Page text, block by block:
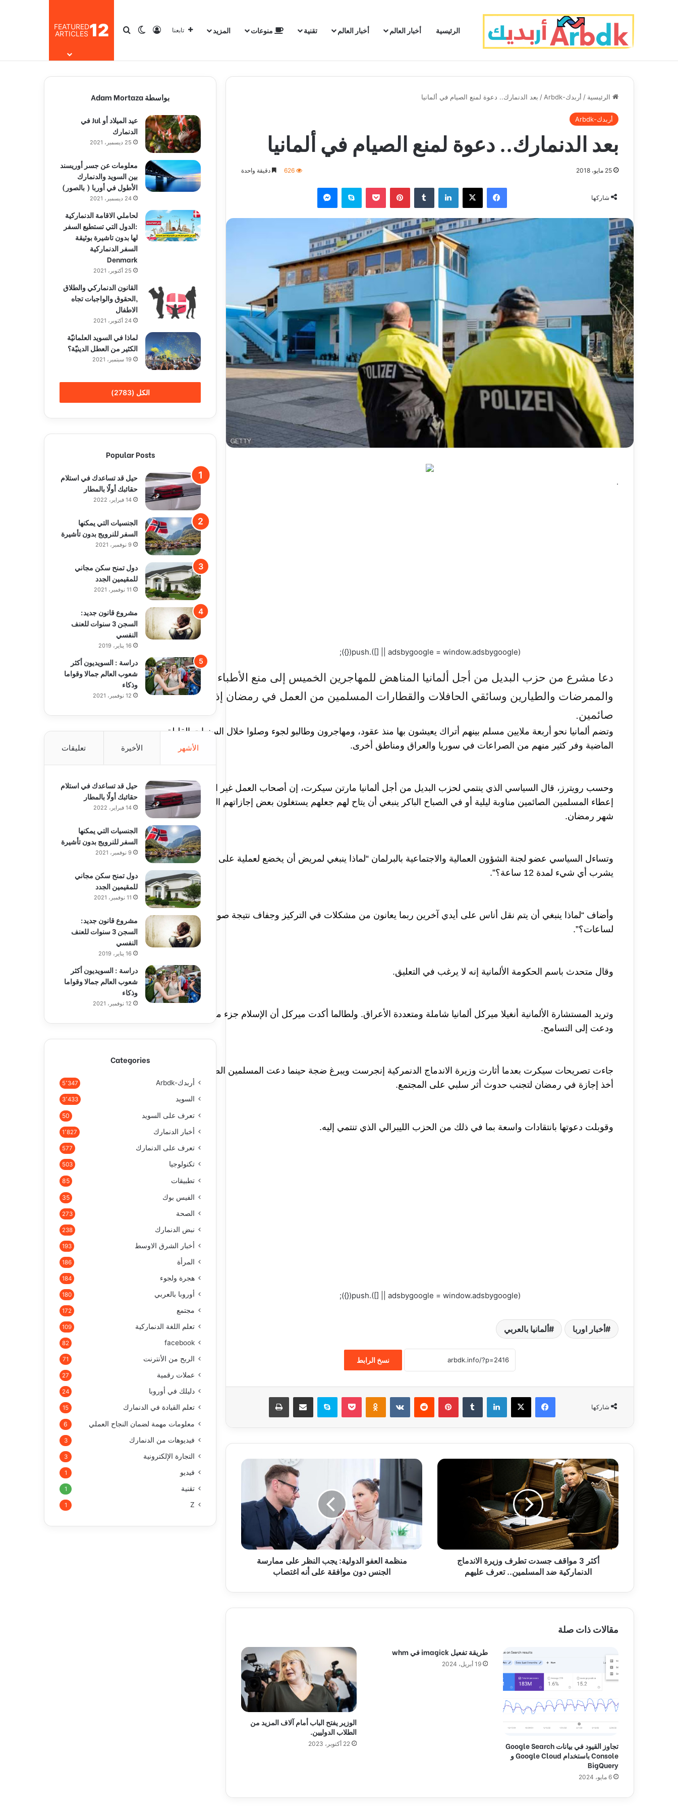
الرئيسية أخبار العالم أخبار العالم تقنية منوعات المزيد تابعنا تسجيل الدخول
الوضع المظلم
بحث عن12
FEATURED
ARTICLES
الرئيسية / أربدك-Arbdk / بعد الدنمارك.. دعوة لمنع الصيام في ألمانيا
أربدك-Arbdk
بعد الدنمارك.. دعوة لمنع الصيام في ألمانيا
25 مايو، 2018 626 دقيقة واحدة
شاركها
فيسبوك ‫X لينكدإن بينتيريست سكايب
.
(adsbygoogle = window.adsbygoogle || []).push({});
دعا مشرع من حزب البديل من أجل ألمانيا المناهض للمهاجرين الخميس إلى منع الأطباء
والممرضات والطيارين وسائقي الحافلات والقطارات المسلمين من العمل في رمضان إذا كانوا
صائمين.
وتضم ألمانيا نحو أربعة ملايين مسلم بينهم أتراك يعيشون بها منذ عقود، ومهاجرون وطالبو لجوء وصلوا خلال السنوات القليلة
الماضية وفر كثير منهم من الصراعات في سوريا والعراق ومناطق أخرى.
وحسب رويترز، قال السياسي الذي ينتمي لحزب البديل من أجل ألمانيا مارتن سيكرت، إن أصحاب العمل غير القادرين على
إعطاء المسلمين الصائمين مناوبة ليلية أو في الصباح الباكر ينبغي أن يتاح لهم جعلهم يستغلون بعض إجازاتهم السنوية خلال
شهر رمضان.
وتساءل السياسي عضو لجنة الشؤون العمالية والاجتماعية بالبرلمان “لماذا ينبغي لمريض أن يخضع لعملية على أيدي جراح لم
يشرب أي شيء لمدة 12 ساعة؟”.
وأضاف “لماذا ينبغي أن يتم نقل أناس على أيدي آخرين ربما يعانون من مشكلات في التركيز وجفاف نتيجة صومهم
لساعات؟”.
وقال متحدث باسم الحكومة الألمانية إنه لا يرغب في التعليق.
وتريد المستشارة الألمانية أنغيلا ميركل ألمانيا شاملة ومتعددة الأعراق. ولطالما أكدت ميركل أن الإسلام جزء من ألمانيا
ودعت إلى التسامح.
جاءت تصريحات سيكرت بعدما أثارت وزيرة الاندماج الدنمركية إنجرست ويبرغ ضجة حينما دعت المسلمين الصائمين إلى
أخذ إجازة في رمضان لتجنب حدوث أثر سلبي على المجتمع.
وقوبلت دعوتها بانتقادات واسعة بما في ذلك من الحزب الليبرالي الذي تنتمي إليه.
(adsbygoogle = window.adsbygoogle || []).push({});
أخبار اوربا ألمانيا بالعربي
نسخ الرابط
شاركها
فيسبوك ‫X لينكدإن بينتيريست ‏VKontakte سكايب
أ
ك
ث
3
م
و
ا
ق
د
ر
و
ز
ي
ا
د
م
ا
ج
أكثر 3 مواقف جسدت تطرف وزيرة الاندماج
الدنماركية ضد المسلمين.. تعرف عليهم
م
ظ
م
ة
ل
ف
د
ي
منظمة العفو الدولية: يجب النظر على ممارسة
الجنس دون موافقة على أنه اغتصاب
مقالات ذات صلة
تجاوز القيود في بيانات Google Search
Console باستخدام Google Cloud و
BigQuery
6 مايو، 2024
طريقة تفعيل imagick في whm
19 أبريل، 2024
الوزير يفتح الباب أمام آلاف المزيد من
الطلاب الدوليين.
22 أكتوبر، 2023
بواسطة Adam Mortaza
عيد الميلاد أو Jul في
الدنمارك
25 ديسمبر، 2021
معلومات عن جسر أوريسند
بين السويد والدنمارك
الأطول في أوربا ( بالصور)
24 ديسمبر، 2021
لحاملي الاقامة الدنماركية
:الدول التي تستطيع السفر
لها بدون تاشيرة بوثيقة
السفر الدنماركية
Denmark
25 أكتوبر، 2021
القانون الدنماركي والطلاق
,الحقوق والواجبات تجاه
الاطفال
24 أكتوبر، 2021
لماذا في السويد العلمانيّة
الكثير من العطل الدينيّة؟
19 سبتمبر، 2021
الكل (2783)
Popular Posts
حيل قد تساعدك في استلام
حقائبك أولًا بالمطار
14 فبراير، 2022
الجنسيات التي يمكنها
السفر للنرويج بدون تأشيرة
9 نوفمبر، 2021
دول تمنح سكن مجاني
للمقيمين الجدد
11 نوفمبر، 2021
مشروع قانون جديد:
السجن 3 سنوات للعنف
النفسي
16 يناير، 2019
دراسة : السويديون أكثر
شعوب العالم جمالا وقواما
وذكاء
12 نوفمبر، 2021
الأشهر الأخيرة تعليقات
حيل قد تساعدك في استلام
حقائبك أولًا بالمطار
14 فبراير، 2022
الجنسيات التي يمكنها
السفر للنرويج بدون تأشيرة
9 نوفمبر، 2021
دول تمنح سكن مجاني
للمقيمين الجدد
11 نوفمبر، 2021
مشروع قانون جديد:
السجن 3 سنوات للعنف
النفسي
16 يناير، 2019
دراسة : السويديون أكثر
شعوب العالم جمالا وقواما
وذكاء
12 نوفمبر، 2021
Categories
أربدك-Arbdk 5٬347
السويد 3٬433
تعرف على السويد 50
أخبار الدنمارك 1٬827
تعرف على الدنمارك 577
تكنولوجيا 503
تطبيقات 85
الفيس بوك 35
الصحة 273
نبض الدنمارك 238
أخبار الشرق الاوسط 193
المرأة 186
هجرة ولجوء 184
أوروبا بالعربي 180
مجتمع 172
تعلم اللغة الدنماركية 109
facebook
82
الربح من الأنترنت 71
عملات رقمية 27
دليلك في أوروبا 24
تعلم القيادة في الدنمارك 15
معلومات مهمة لضمان النجاح العملي 6
فيديوهات من الدنمارك 3
التجارة الإلكترونية 3
فيديو 1
تقنية 1
Z
1